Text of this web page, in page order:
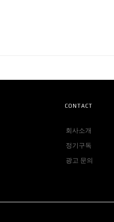
CONTACT
회사소개
정기구독
광고 문의